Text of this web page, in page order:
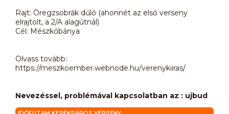
Rajt: Öregzsobrák dűlő (ahonnét az első verseny
elrajtolt, a 2/A alagútnál)
Cél: Mészkőbánya
Olvass tovább:
https://meszkoember.webnode.hu/verenykiiras/
Nevezéssel, problémával kapcsolatban az : ujbud